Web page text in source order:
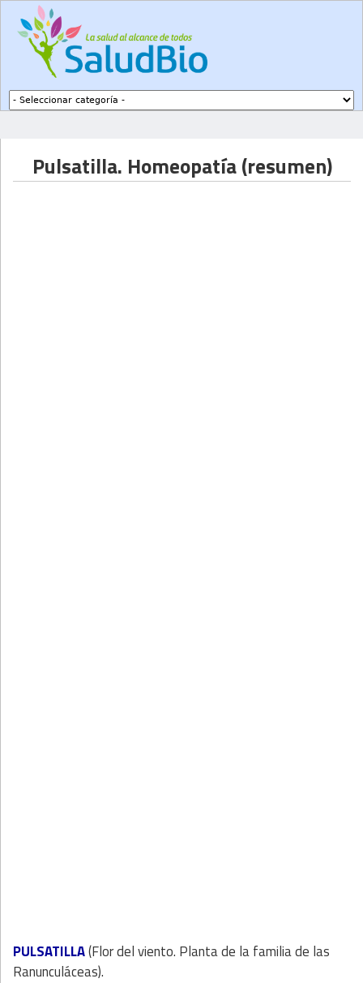
Pulsatilla. Homeopatía (resumen)
PULSATILLA(Flor del viento. Planta de la familia de las
Ranunculáceas).